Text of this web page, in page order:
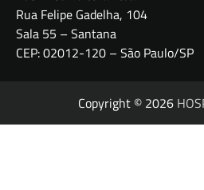
Rua Felipe Gadelha, 104
Sala 55 – Santana
CEP: 02012-120 – São Paulo/SP
Copyright © 2026